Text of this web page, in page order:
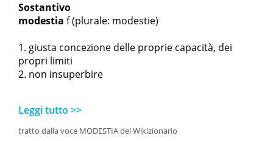
Sostantivo
modestia f(plurale: modestie)
giusta concezione delle proprie capacità, dei
propri limiti
non insuperbire
Leggi tutto >>
tratto dalla voce MODESTIA del Wikizionario